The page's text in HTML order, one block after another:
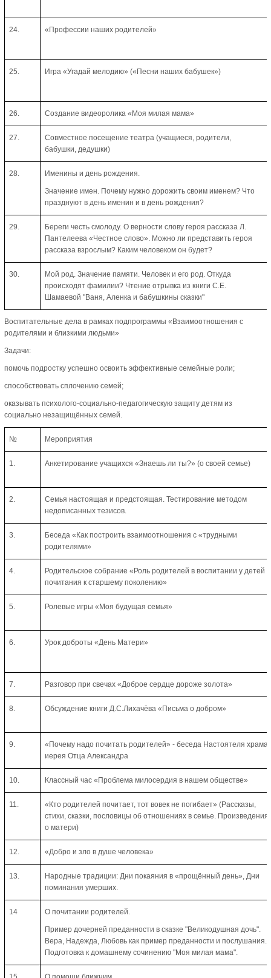
24. «Профессии наших родителей»
25. Игра «Угадай мелодию» («Песни наших бабушек»)
26. Создание видеоролика «Моя милая мама»
27.
Совместное посещение театра (учащиеся, родители,
бабушки, дедушки)
28. Именины и день рождения.
Значение имен. Почему нужно дорожить своим именем? Что
празднуют в день именин и в день рождения?
29.
Береги честь смолоду. О верности слову героя рассказа Л.
Пантелеева «Честное слово». Можно ли представить героя
рассказа взрослым? Каким человеком он будет?
30.
Мой род. Значение памяти. Человек и его род. Откуда
происходят фамилии? Чтение отрывка из книги С.Е.
Шамаевой "Ваня, Аленка и бабушкины сказки"
Воспитательные дела в рамках подпрограммы «Взаимоотношения с
родителями и близкими людьми»
Задачи:
помочь подростку успешно освоить эффективные семейные роли;
способствовать сплочению семей;
оказывать психолого-социально-педагогическую защиту детям из
социально незащищённых семей.
№ Мероприятия
1. Анкетирование учащихся «Знаешь ли ты?» (о своей семье)
2.
Семья настоящая и предстоящая. Тестирование методом
недописанных тезисов.
3.
Беседа «Как построить взаимоотношения с «трудными
родителями»
4.
Родительское собрание «Роль родителей в воспитании у детей
почитания к старшему поколению»
5. Ролевые игры «Моя будущая семья»
6. Урок доброты «День Матери»
7. Разговор при свечах «Доброе сердце дороже золота»
8. Обсуждение книги Д.С.Лихачёва «Письма о добром»
9.
«Почему надо почитать родителей» - беседа Настоятеля храма,
иерея Отца Александра
10. Классный час «Проблема милосердия в нашем обществе»
11.
«Кто родителей почитает, тот вовек не погибает» (Рассказы,
стихи, сказки, пословицы об отношениях в семье. Произведения
о матери)
12. «Добро и зло в душе человека»
13.
Народные традиции: Дни покаяния в «прощённый день», Дни
поминания умерших.
14 О почитании родителей.
Пример дочерней преданности в сказке "Великодушная дочь".
Вера, Надежда, Любовь как пример преданности и послушания.
Подготовка к домашнему сочинению "Моя милая мама".